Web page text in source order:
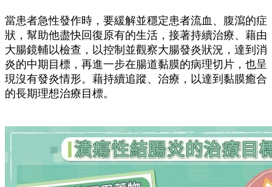
當患者急性發作時，要緩解並穩定患者流血、腹瀉的症
狀，幫助他盡快回復原有的生活，接著持續治療、藉由
大腸鏡輔以檢查，以控制並觀察大腸發炎狀況，達到消
炎的中期目標，再進一步在腸道黏膜的病理切片，也呈
現沒有發炎情形。藉持續追蹤、治療，以達到黏膜癒合
的長期理想治療目標。